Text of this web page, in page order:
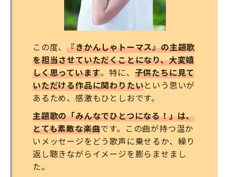
この度、『きかんしゃトーマス』の主題歌
を担当させていただくことになり、大変嬉
しく思っています。特に、 子供たちに見て
いただける作品に関わりたいという思いが
あるため、感激もひとしおです。
主題歌の「みんなでひとつになる！」は、
とても素敵な楽曲です。この曲が持つ温か
いメッセージをどう歌声に乗せるか、繰り
返し聴きながらイメージを膨らませまし
た。